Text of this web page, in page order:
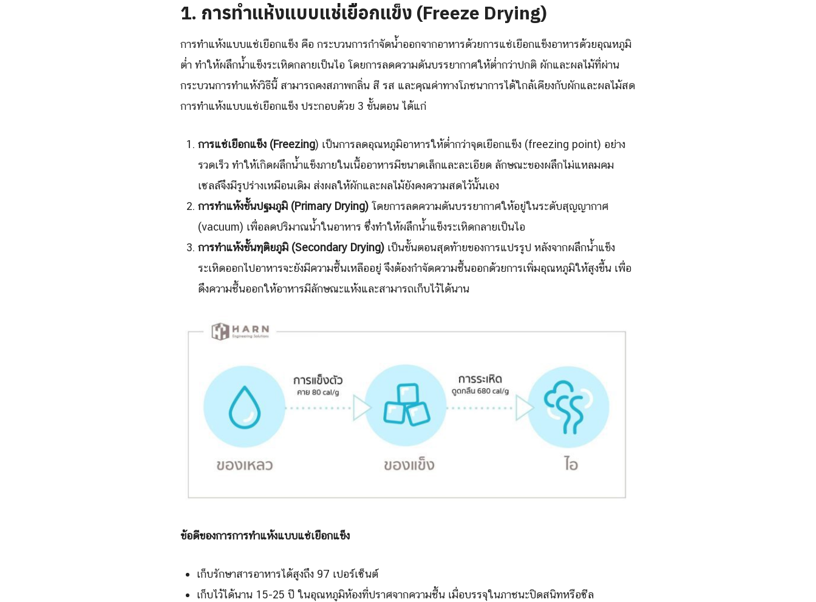
1. การทำแห้งแบบแช่เยือกแข็ง (Freeze Drying)
การทำแห้งแบบแช่เยือกแข็ง คือ กระบวนการกำจัดน้ำออกจากอาหารด้วยการแช่เยือกแข็งอาหารด้วยอุณหภูมิ
ต่ำ ทำให้ผลึกน้ำแข็งระเหิดกลายเป็นไอ โดยการลดความดันบรรยากาศให้ต่ำกว่าปกติ ผักและผลไม้ที่ผ่าน
กระบวนการทำแห้งวิธีนี้ สามารถคงสภาพกลิ่น สี รส และคุณค่าทางโภชนาการได้ใกล้เคียงกับผักและผลไม้สด
การทำแห้งแบบแช่เยือกแข็ง ประกอบด้วย 3 ขั้นตอน ได้แก่
การแช่เยือกแข็ง (Freezing) เป็นการลดอุณหภูมิอาหารให้ต่ำกว่าจุดเยือกแข็ง (freezing point) อย่าง
รวดเร็ว ทำให้เกิดผลึกน้ำแข็งภายในเนื้ออาหารมีขนาดเล็กและละเอียด ลักษณะของผลึกไม่แหลมคม
เซลล์จึงมีรูปร่างเหมือนเดิม ส่งผลให้ผักและผลไม้ยังคงความสดไว้นั้นเอง
การทำแห้งขั้นปฐมภูมิ (Primary Drying)โดยการลดความดันบรรยากาศให้อยู่ในระดับสุญญากาศ
(vacuum) เพื่อลดปริมาณน้ำในอาหาร ซึ่งทำให้ผลึกน้ำแข็งระเหิดกลายเป็นไอ
การทำแห้งขั้นทุติยภูมิ (Secondary Drying)เป็นขั้นตอนสุดท้ายของการแปรรูป หลังจากผลึกน้ำแข็ง
ระเหิดออกไปอาหารจะยังมีความชื้นเหลืออยู่ จึงต้องกำจัดความชื้นออกด้วยการเพิ่มอุณหภูมิให้สูงขึ้น เพื่อ
ดึงความชื้นออกให้อาหารมีลักษณะแห้งและสามารถเก็บไว้ได้นาน
ข้อดีของการการทำแห้งแบบแช่เยือกแข็ง
เก็บรักษาสารอาหารได้สูงถึง 97 เปอร์เซ็นต์
เก็บไว้ได้นาน 15-25 ปี ในอุณหภูมิห้องที่ปราศจากความชื้น เมื่อบรรจุในภาชนะปิดสนิทหรือซีล